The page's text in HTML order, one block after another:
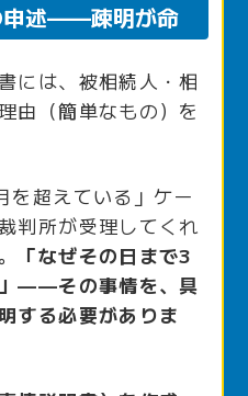
申述——疎明が命
には、被相続人・相
由（簡単なもの）を
を超えている」ケー
判所が受理してくれ
「なぜその日まで3
——その事情を、具
する必要がありま